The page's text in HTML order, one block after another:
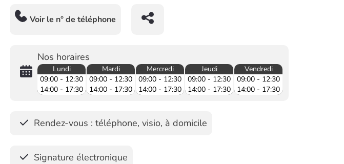
Voir le n° de téléphone
Nos horaires
Lundi
09:00 - 12:30
14:00 - 17:30
Mardi
09:00 - 12:30
14:00 - 17:30
Mercredi
09:00 - 12:30
14:00 - 17:30
Jeudi
09:00 - 12:30
14:00 - 17:30
Vendredi
09:00 - 12:30
14:00 - 17:30
Rendez-vous : téléphone, visio, à domicile
Signature électronique